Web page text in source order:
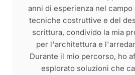
anni di esperienza nel
tecniche costruttive e del
scrittura, condivido la mia
per l'architettura e
Durante il mio percorso, ho
esplorato soluzioni che